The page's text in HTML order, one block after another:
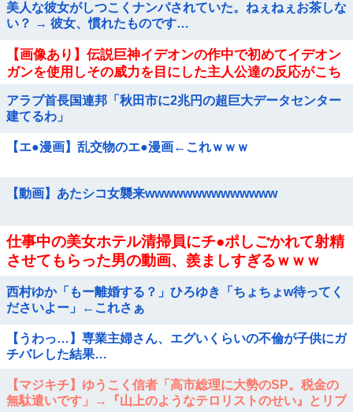
美人な彼女がしつこくナンパされていた。ねぇねぇお茶しな
い？ → 彼女、慣れたものです…
【画像あり】伝説巨神イデオンの作中で初めてイデオン
ガンを使用しその威力を目にした主人公達の反応がこち
アラブ首長国連邦「秋田市に2兆円の超巨大データセンター
建てるわ」
【エ●漫画】乱交物のエ●漫画←これｗｗｗ
【動画】あたシコ女襲来wwwwwwwwwwwwww
仕事中の美女ホテル清掃員にチ●ポしごかれて射精
させてもらった男の動画、羨ましすぎるｗｗｗ
西村ゆか「もー離婚する？」ひろゆき「ちょちょw待ってく
ださいよー」←これさぁ
【うわっ…】専業主婦さん、エグいくらいの不倫が子供にガ
チバレした結果…
【マジキチ】ゆうこく信者「高市総理に大勢のSP。税金の
無駄遣いです」→『山上のようなテロリストのせい』とリプ